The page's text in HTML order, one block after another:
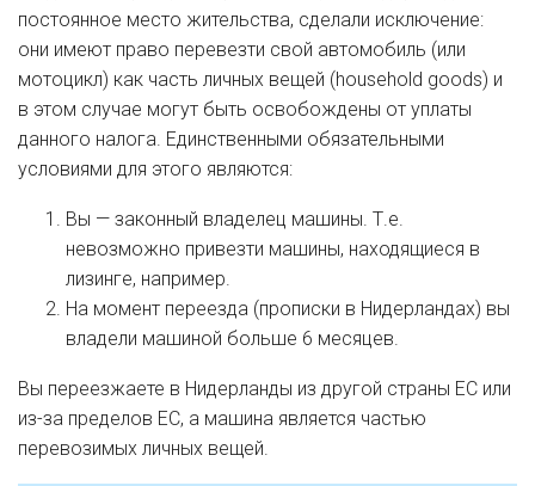
постоянное место жительства, сделали исключение:
они имеют право перевезти свой автомобиль (или
мотоцикл) как часть личных вещей (household goods) и
в этом случае могут быть освобождены от уплаты
данного налога. Единственными обязательными
условиями для этого являются:
Вы — законный владелец машины. Т.е.
невозможно привезти машины, находящиеся в
лизинге, например.
На момент переезда (прописки в Нидерландах) вы
владели машиной больше 6 месяцев.
Вы переезжаете в Нидерланды из другой страны ЕС или
из-за пределов ЕС, а машина является частью
перевозимых личных вещей.